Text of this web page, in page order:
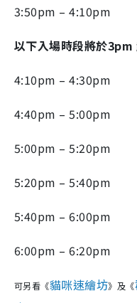
3:50pm – 4:10pm
以下入場時段將於3pm
4:10pm – 4:30pm
4:40pm – 5:00pm
5:00pm – 5:20pm
5:20pm – 5:40pm
5:40pm – 6:00pm
6:00pm – 6:20pm
可另看《貓咪速繪坊》及《